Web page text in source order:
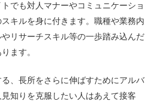
でも対人マナーやコミュニケーショ
キルを身に付きます。職種や業務内
リサーチスキル等の一歩踏み込んだ
ます。
、長所をさらに伸ばすためにアルバ
知りを克服したい人はあえて接客